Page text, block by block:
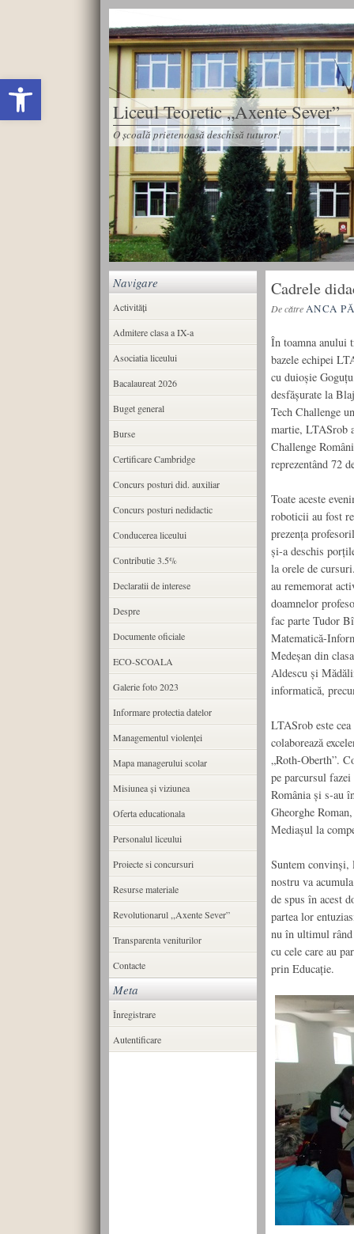
Deschide bara de unelte
Liceul Teoretic „Axente Sever”
O școală prietenoasă deschisă tuturor!
Cadrele
De cătreANCA
În toamna anului
bazele echipei
cu duioșie
desfășurate la
Tech Challenge
martie, LTASrob
Challenge
reprezentând 72
Toate aceste
roboticii au fost
prezența
și-a deschis
la orele de
au rememorat
doamnelor
fac parte Tudor
Matematică-
Medeșan din
Aldescu și
informatică,
LTASrob este
colaborează
„Roth-Oberth”.
pe parcursul
România și s-au
Gheorghe
Mediașul la
Suntem convinși,
nostru va
de spus în acest
partea lor
nu în ultimul
cu cele care au
prin Educație.
Navigare
Activități
Admitere clasa a IX-a
Asociatia liceului
Bacalaureat 2026
Buget general
Burse
Certificare Cambridge
Concurs posturi did. auxiliar
Concurs posturi nedidactic
Conducerea liceului
Contributie 3.5%
Declaratii de interese
Despre
Documente oficiale
ECO-SCOALA
Galerie foto 2023
Informare protectia datelor
Managementul violenței
Mapa managerului scolar
Misiunea şi viziunea
Oferta educationala
Personalul liceului
Proiecte si concursuri
Resurse materiale
Revolutionarul ,,Axente Sever”
Transparenta veniturilor
Contacte
Meta
Înregistrare
Autentificare